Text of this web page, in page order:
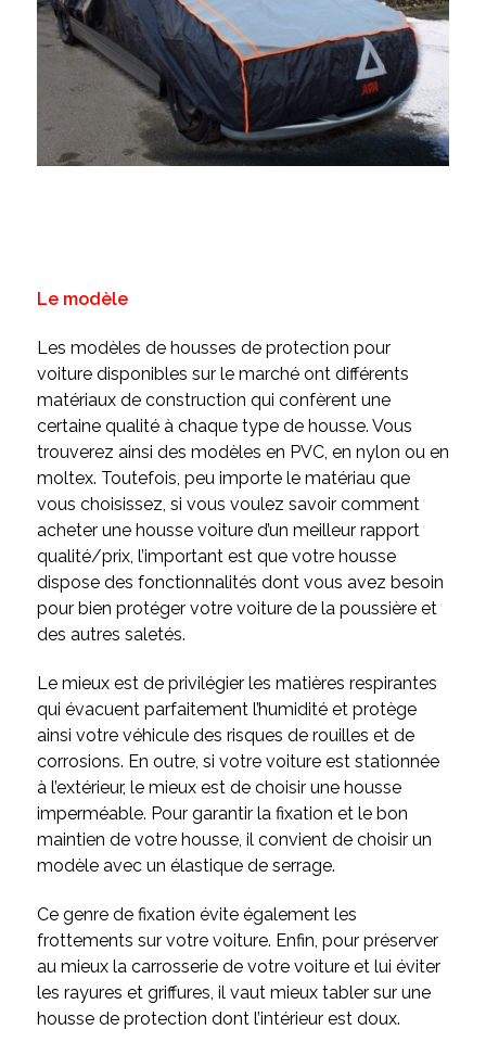
Le modèle
Les modèles de housses de protection pour
voiture disponibles sur le marché ont différents
matériaux de construction qui confèrent une
certaine qualité à chaque type de housse. Vous
trouverez ainsi des modèles en PVC, en nylon ou en
moltex. Toutefois, peu importe le matériau que
vous choisissez, si vous voulez savoir comment
acheter une housse voiture d’un meilleur rapport
qualité/prix, l’important est que votre housse
dispose des fonctionnalités dont vous avez besoin
pour bien protéger votre voiture de la poussière et
des autres saletés.
Le mieux est de privilégier les matières respirantes
qui évacuent parfaitement l’humidité et protège
ainsi votre véhicule des risques de rouilles et de
corrosions. En outre, si votre voiture est stationnée
à l’extérieur, le mieux est de choisir une housse
imperméable. Pour garantir la fixation et le bon
maintien de votre housse, il convient de choisir un
modèle avec un élastique de serrage.
Ce genre de fixation évite également les
frottements sur votre voiture. Enfin, pour préserver
au mieux la carrosserie de votre voiture et lui éviter
les rayures et griffures, il vaut mieux tabler sur une
housse de protection dont l’intérieur est doux.